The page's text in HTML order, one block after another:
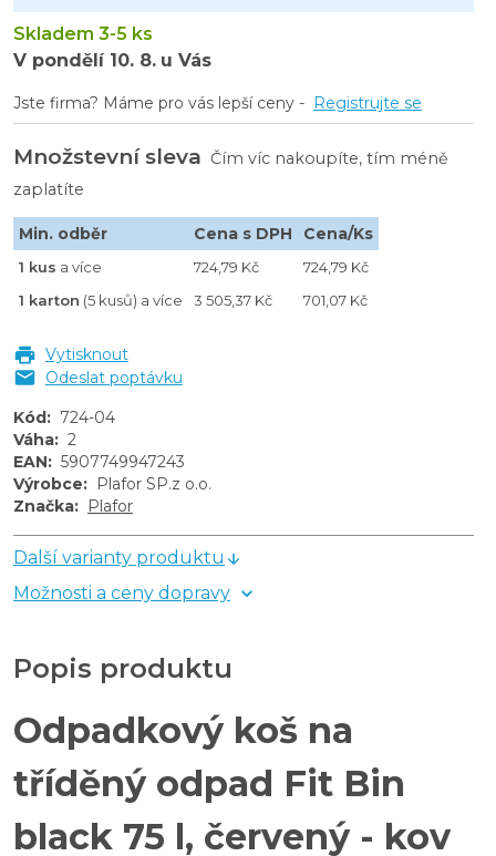
Skladem 3-5 ks
V pondělí 10. 8. u Vás
Jste firma? Máme pro vás lepší ceny - Registrujte se
Množstevní sleva Čím víc nakoupíte, tím méně
zaplatíte
Min. odběr Cena s DPH Cena/Ks
1 kus a více 724,79 Kč
724,79 Kč
1 karton (5 kusů) a více 3 505,37 Kč 701,07 Kč
Vytisknout
Odeslat poptávku
Kód : 724-04
Váha: 2
EAN: 5907749947243
Výrobce:
Plafor SP.z o.o.
Značka: Plafor
Další varianty produktu
Možnosti a ceny dopravy
Popis produktu
Odpadkový koš na
tříděný odpad Fit Bin
black 75 l, červený - kov